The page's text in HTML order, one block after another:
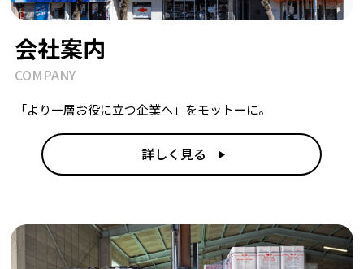
会社案内
COMPANY
「より一層お役に立つ企業へ」をモットーに。
詳しく見る